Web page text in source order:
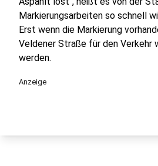
Markierungsarbeiten so schnell
Erst wenn die Markierung
Veldener Straße für den Verkehr
werden.
Anzeige